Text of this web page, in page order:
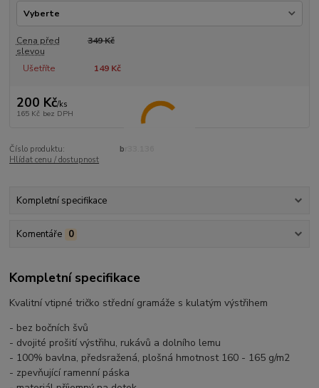
Cena před
slevou
349 Kč
Ušetříte 149 Kč
200 Kč/ks
165 Kč bez DPH
Číslo produktu:
br33.136
Hlídat cenu / dostupnost
Kompletní specifikace
Komentáře 0
Kompletní specifikace
Kvalitní vtipné tričko střední gramáže s kulatým výstřihem
- bez bočních švů
- dvojité prošití výstřihu, rukávů a dolního lemu
- 100% bavlna, předsražená, plošná hmotnost 160 - 165 g/m2
- zpevňující ramenní páska